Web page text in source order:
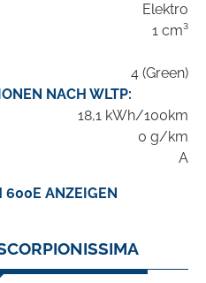
Elektro
1 cm³
4 (Green)
NACH WLTP:
18,1 kWh/100km
0 g/km
A
600E ANZEIGEN